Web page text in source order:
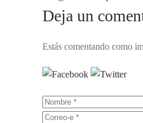
Deja un
Estás comentando como